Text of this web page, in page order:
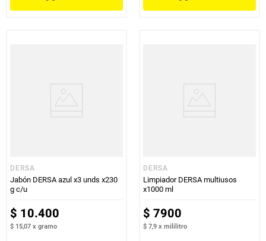
DERSA
Jabón DERSA azul x3 unds x230
g c/u
$ 10.400
$ 15,07 x gramo
DERSA
Limpiador DERSA multiusos
x1000 ml
$ 7900
$ 7,9 x mililitro